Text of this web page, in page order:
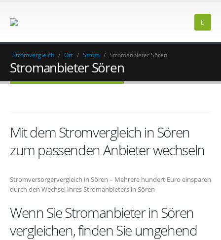
Stromvergleich / Ort / Strom / Stromanbieter Sören
Stromanbieter Sören
Mit dem Stromvergleich in Sören
zum passenden Anbieter wechseln
Stromversorgervergleich in Sören – Mehrere hundert Euro einsparen
durch den Wechsel Ihres Stromanbieters in Sören
Wenn Sie Stromanbieter in Sören
vergleichen, finden Sie umgehend